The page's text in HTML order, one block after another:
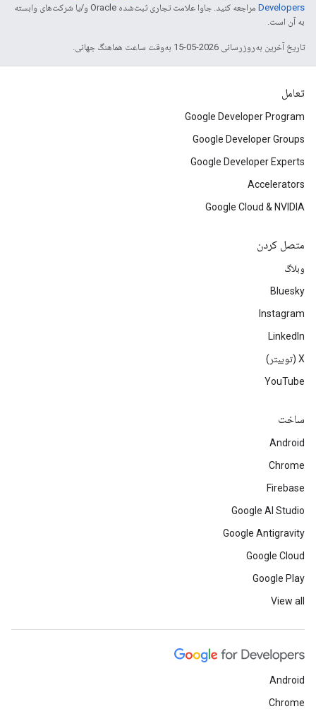
Developers‏
مراجعه کنید. جاوا علامت تجاری ثبت‌شده Oracle و/یا شرکت‌های وابسته
به آن است.
تاریخ آخرین به‌روزرسانی 2026-05-15 به‌وقت ساعت هماهنگ جهانی.
تعامل
Google Developer Program
Google Developer Groups
Google Developer Experts
Accelerators
Google Cloud & NVIDIA
متصل کردن
وبلاگ
Bluesky
Instagram
LinkedIn
‫X (توییتر)
YouTube
ساخت
Android
Chrome
Firebase
Google AI Studio
Google Antigravity
Google Cloud
Google Play
View all
Android
Chrome